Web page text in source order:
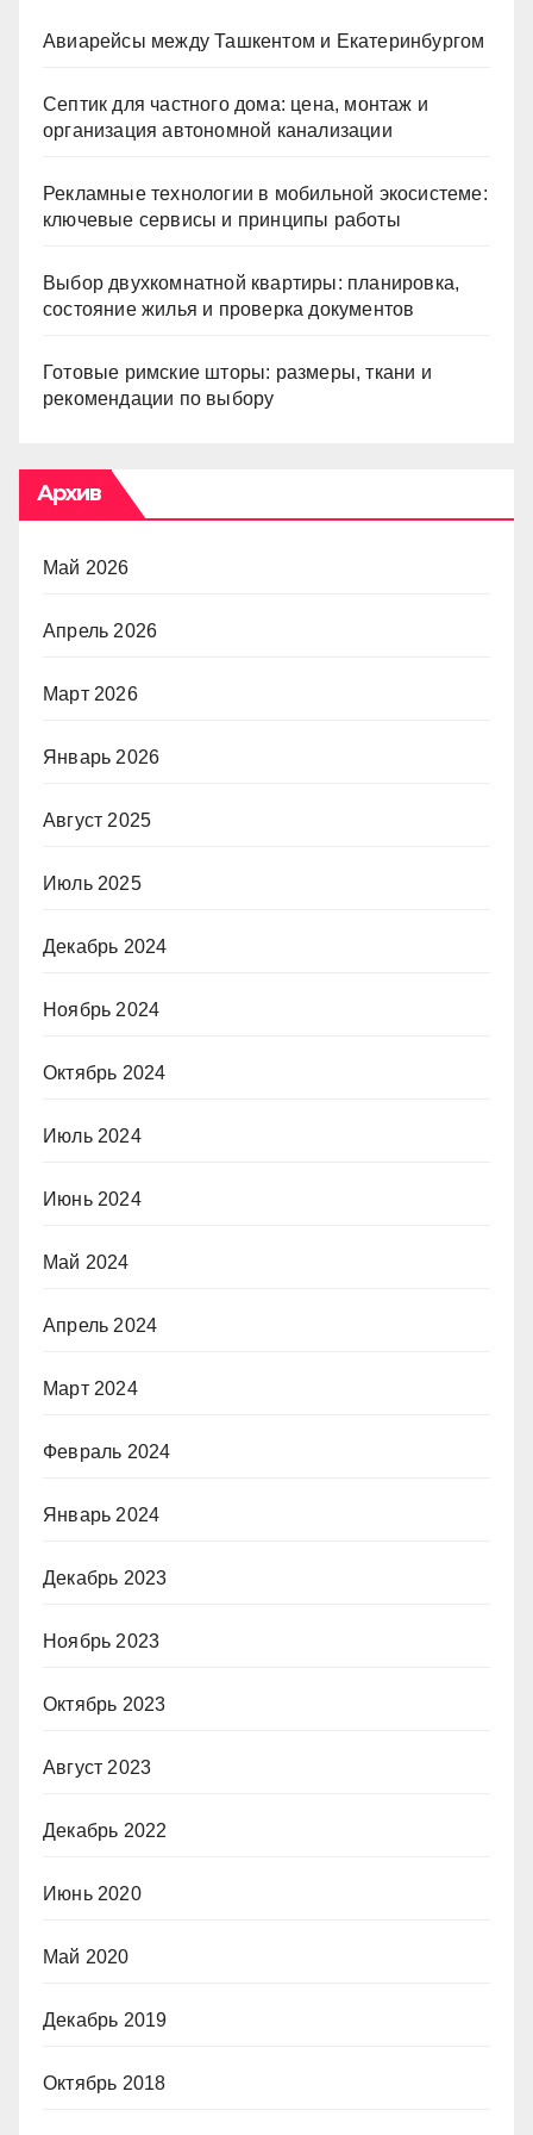
Авиарейсы между Ташкентом и Екатеринбургом
Септик для частного дома: цена, монтаж и
организация автономной канализации
Рекламные технологии в мобильной экосистеме:
ключевые сервисы и принципы работы
Выбор двухкомнатной квартиры: планировка,
состояние жилья и проверка документов
Готовые римские шторы: размеры, ткани и
рекомендации по выбору
Архив
Май 2026
Апрель 2026
Март 2026
Январь 2026
Август 2025
Июль 2025
Декабрь 2024
Ноябрь 2024
Октябрь 2024
Июль 2024
Июнь 2024
Май 2024
Апрель 2024
Март 2024
Февраль 2024
Январь 2024
Декабрь 2023
Ноябрь 2023
Октябрь 2023
Август 2023
Декабрь 2022
Июнь 2020
Май 2020
Декабрь 2019
Октябрь 2018